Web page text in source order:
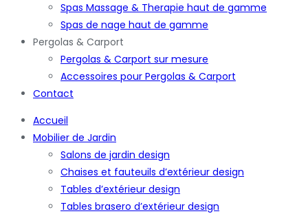
Spas Massage & Therapie haut de gamme
Spas de nage haut de gamme
Pergolas & Carport
Pergolas & Carport sur mesure
Accessoires pour Pergolas & Carport
Contact
Accueil
Mobilier de Jardin
Salons de jardin design
Chaises et fauteuils d’extérieur design
Tables d’extérieur design
Tables brasero d’extérieur design